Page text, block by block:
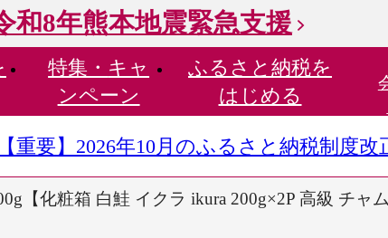
和8年熊本地震緊急支援
特集・ キャ
ンペーン
ふるさと納税を
はじめる
【重要】2026年10月のふるさと納税制度
【化粧箱 白鮭 イクラ ikura 200g×2P 高級 チャ